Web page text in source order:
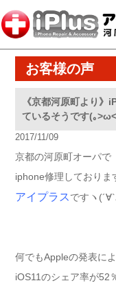
お客様の声
《京都河原町より
ているそうです(｡
2017/11/09
京都の河原町オーパで
iphone修理しておりま
アイプラスですヽ(´∀`
何でもAppleの発表に
iOS11のシェア率が52